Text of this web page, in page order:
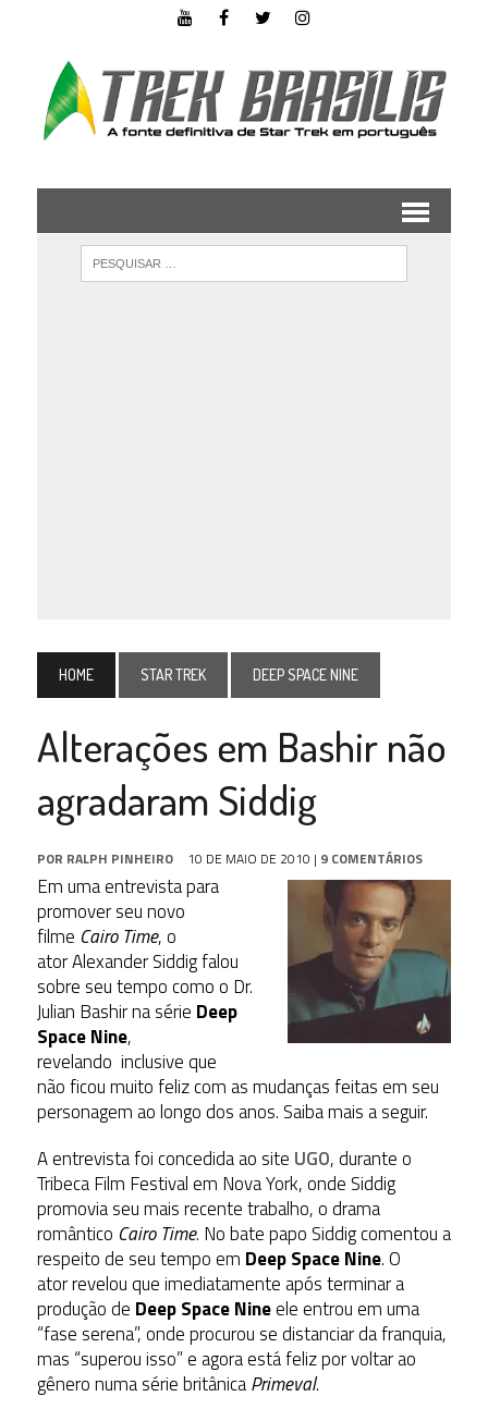
HOME STAR TREK DEEP SPACE NINE
Alterações em Bashir não
agradaram Siddig
POR RALPH PINHEIRO 10 DE MAIO DE 2010 | 9 COMENTÁRIOS
Em uma entrevista para
promover seu novo
filme Cairo Time, o
ator Alexander Siddig falou
sobre seu tempo como o Dr.
Julian Bashir na série Deep
Space Nine,
revelando inclusive que
não ficou muito feliz com as mudanças feitas em seu
personagem ao longo dos anos. Saiba mais a seguir.
A entrevista foi concedida ao site UGO, durante o
Tribeca Film Festival em Nova York, onde Siddig
promovia seu mais recente trabalho, o drama
romântico Cairo Time. No bate papo Siddig comentou a
respeito de seu tempo em Deep Space Nine. O
ator revelou que imediatamente após terminar a
produção de Deep Space Nineele entrou em uma
“fase serena”, onde procurou se distanciar da franquia,
mas “superou isso” e agora está feliz por voltar ao
gênero numa série britânicaPrimeval.